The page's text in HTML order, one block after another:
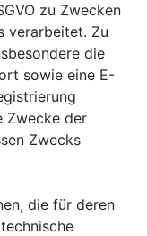
zu Zwecken
verarbeitet. Zu
die
sowie eine E-
Zwecke der
Zwecks
die für deren